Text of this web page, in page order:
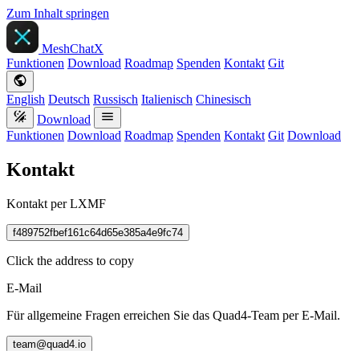
Zum Inhalt springen
MeshChatX
Funktionen Download Roadmap Spenden Kontakt Git
English Deutsch Russisch Italienisch Chinesisch
Download
Funktionen Download Roadmap Spenden Kontakt Git Download
Kontakt
Kontakt per LXMF
f489752fbef161c64d65e385a4e9fc74
Click the address to copy
E-Mail
Für allgemeine Fragen erreichen Sie das Quad4-Team per E-Mail.
team@quad4.io